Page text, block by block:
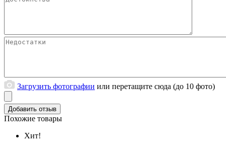
Загрузить фотографии или перетащите сюда (до 10 фото)
Похожие товары
Хит!